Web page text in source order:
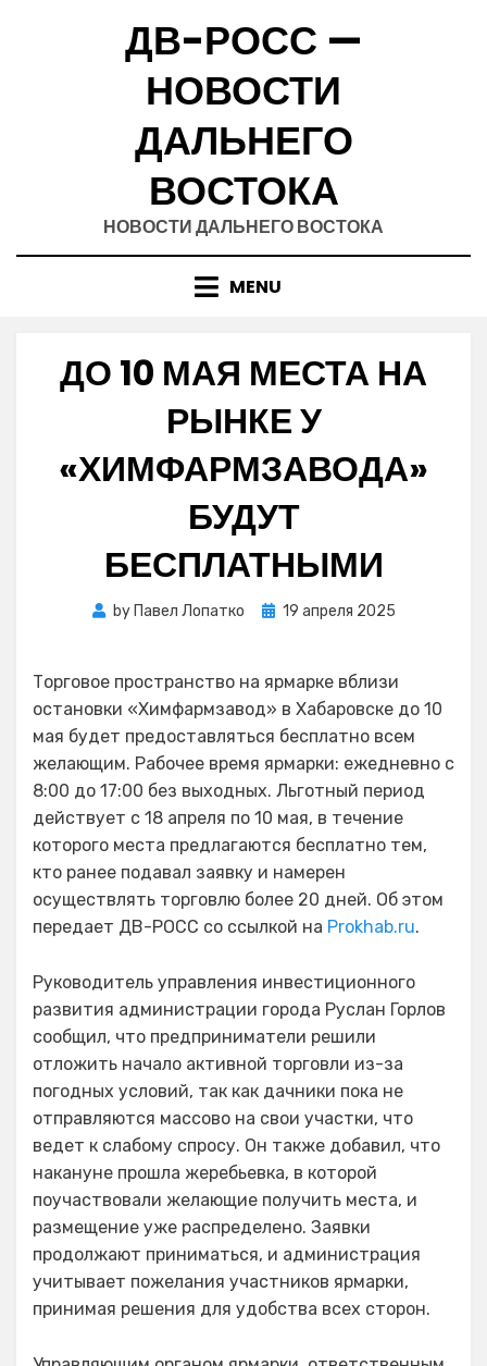
ДВ-РОСС —
НОВОСТИ
ДАЛЬНЕГО
ВОСТОКА
НОВОСТИ ДАЛЬНЕГО ВОСТОКА
MENU
ДО 10 МАЯ МЕСТА НА
РЫНКЕ У
«ХИМФАРМЗАВОДА»
БУДУТ
БЕСПЛАТНЫМИ
by Павел Лопатко
Posted
19 апреля 2025
Торговое пространство на ярмарке вблизи
остановки «Химфармзавод» в Хабаровске до 10
мая будет предоставляться бесплатно всем
желающим. Рабочее время ярмарки: ежедневно с
8:00 до 17:00 без выходных. Льготный период
действует с 18 апреля по 10 мая, в течение
которого места предлагаются бесплатно тем,
кто ранее подавал заявку и намерен
осуществлять торговлю более 20 дней. Об этом
передает ДВ-РОСС со ссылкой на Prokhab.ru.
Руководитель управления инвестиционного
развития администрации города Руслан Горлов
сообщил, что предприниматели решили
отложить начало активной торговли из-за
погодных условий, так как дачники пока не
отправляются массово на свои участки, что
ведет к слабому спросу. Он также добавил, что
накануне прошла жеребьевка, в которой
поучаствовали желающие получить места, и
размещение уже распределено. Заявки
продолжают приниматься, и администрация
учитывает пожелания участников ярмарки,
принимая решения для удобства всех сторон.